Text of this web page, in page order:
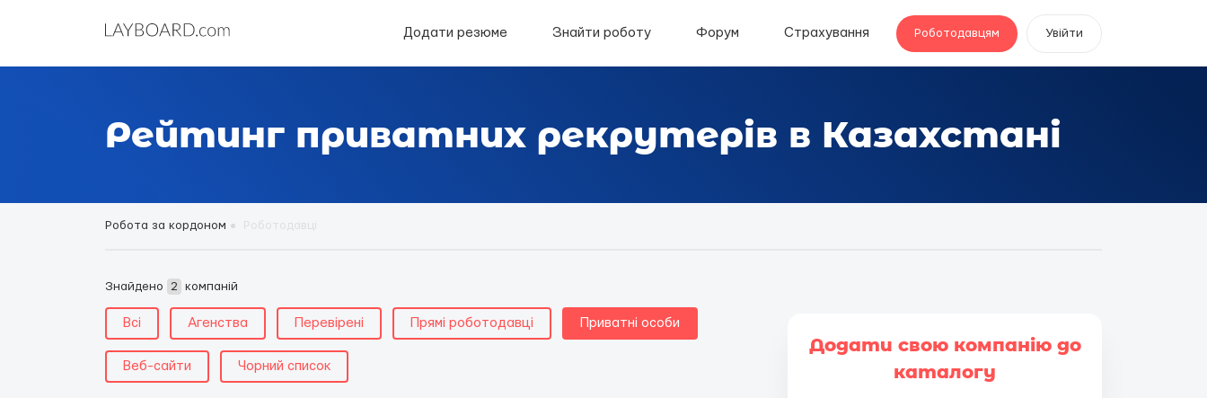
Додати резюме Знайти роботу Форум Страхування Роботодавцям Увійти
Рейтинг приватних рекрутерів в Казахстані
Робота за кордоном
Знайдено 2 компаній
Всі Агенства Перевірені Прямі роботодавці Приватні особи
Веб-сайти Чорний список
Додати свою компанію до
каталогу